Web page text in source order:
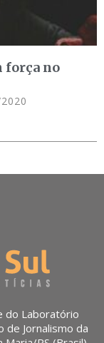
força no
do Laboratório
de Jornalismo da